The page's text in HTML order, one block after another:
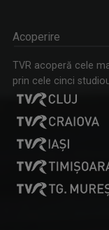
TELEJURNAL
Informații corecte și
Are 30 de ani de
Acoperire
TVR acoperă cele
prin cele cinci